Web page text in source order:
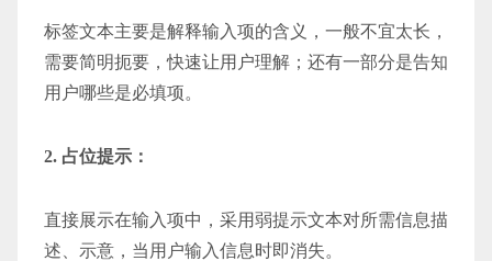
标签文本主要是解释输入项的含义，一般不宜太长，
需要简明扼要，快速让用户理解；还有一部分是告知
用户哪些是必填项。
2. 占位提示：
直接展示在输入项中，采用弱提示文本对所需信息描
述、示意，当用户输入信息时即消失。